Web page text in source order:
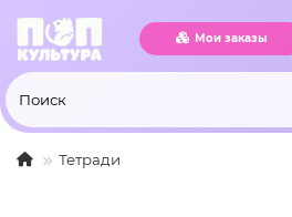
Мои заказы
Тетради